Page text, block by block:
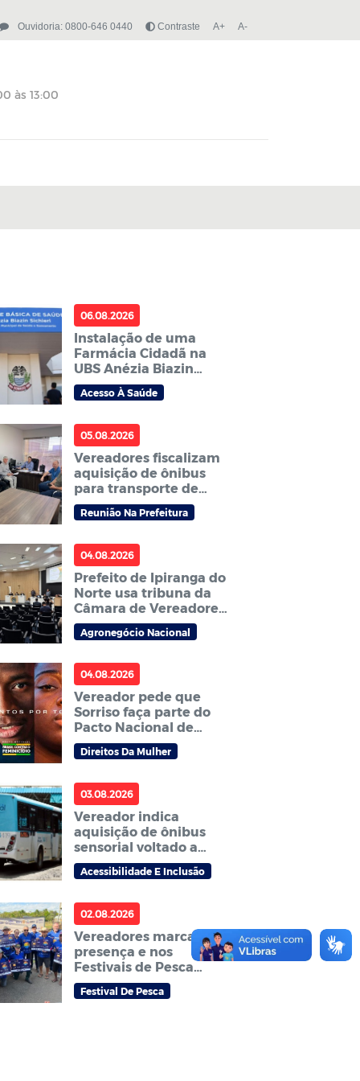
Ouvidoria: 0800-646 0440 Contraste A+ A-
06.08.2026
Instalação de uma
Farmácia Cidadã na
UBS Anézia Biazin
Sichieri é indicada por
vereador
Acesso À Saúde
05.08.2026
Vereadores fiscalizam
aquisição de ônibus
para transporte de
pacientes e cobram
agilidade no processo
Reunião Na Prefeitura
04.08.2026
Prefeito de Ipiranga do
Norte usa tribuna da
Câmara de Vereadores
para anunciar
Abertura Nacional do
2026/27
Agronegócio Nacional
04.08.2026
Vereador pede que
Sorriso faça parte do
Pacto Nacional de
Prevenção aos
Feminicídios
Direitos Da Mulher
03.08.2026
Vereador indica
aquisição de ônibus
sensorial voltado a
pessoas
neurodivergentes
Acessibilidade E Inclusão
02.08.2026
Vereadores marcam
presença e nos
Festivais de Pesca
Amador que abrem
temporada do
Festival De Pesca